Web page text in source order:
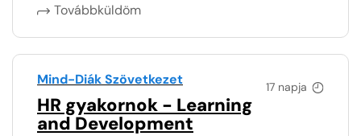
Továbbküldöm
17 napja
Mind-Diák Szövetkezet
HR gyakornok - Learning
and Development